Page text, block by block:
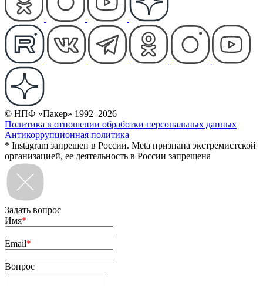
© НПФ «Пакер» 1992–2026
Политика в отношении обработки персональных данных
Антикоррупционная политика
* Instagram запрещен в России. Meta признана экстремистской
организацией, ее деятельность в России запрещена
Задать вопрос
Имя*
Email*
Вопрос